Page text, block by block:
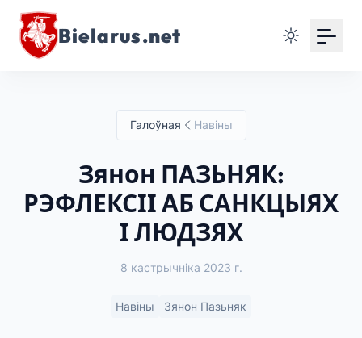
Bielarus.net
Галоўная Навіны
Зянон ПАЗЬНЯК:
РЭФЛЕКСІІ АБ САНКЦЫЯХ
І ЛЮДЗЯХ
8 кастрычніка 2023 г.
Навіны Зянон Пазьняк